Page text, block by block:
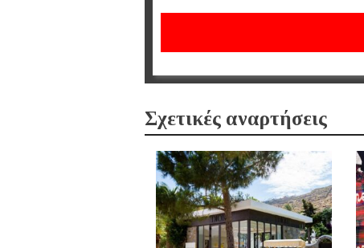
Σχετικές αναρτήσεις